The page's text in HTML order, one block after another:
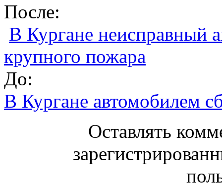
После:
В Кургане неисправный
крупного пожара
До:
В Кургане автомобилем
Оставлять